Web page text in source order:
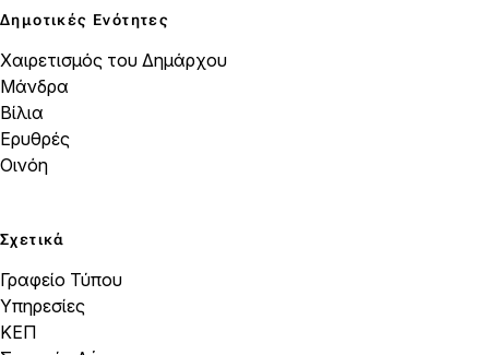
Δημοτικές Ενότητες
Χαιρετισμός του Δημάρχου
Μάνδρα
Βίλια
Ερυθρές
Οινόη
Σχετικά
Γραφείο Τύπου
Υπηρεσίες
ΚΕΠ